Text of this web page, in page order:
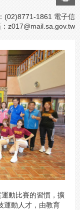
(02)8771-1861 電子信
z017@mail.sa.gov.tw
動比賽的習慣，擴
運動人才，由教育